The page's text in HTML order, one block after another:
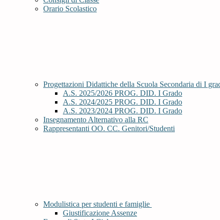
Orario Scolastico
Progettazioni Didattiche della Scuola Secondaria di I
A.S. 2025/2026 PROG. DID. I Grado
A.S. 2024/2025 PROG. DID. I Grado
A.S. 2023/2024 PROG. DID. I Grado
Insegnamento Alternativo alla RC
Rappresentanti OO. CC. Genitori/Studenti
Modulistica per studenti e famiglie
Giustificazione Assenze